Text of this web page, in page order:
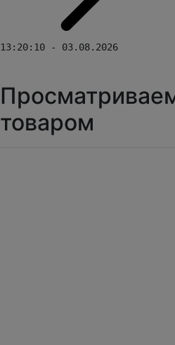
13:20:10 - 03.08.2026
товаром